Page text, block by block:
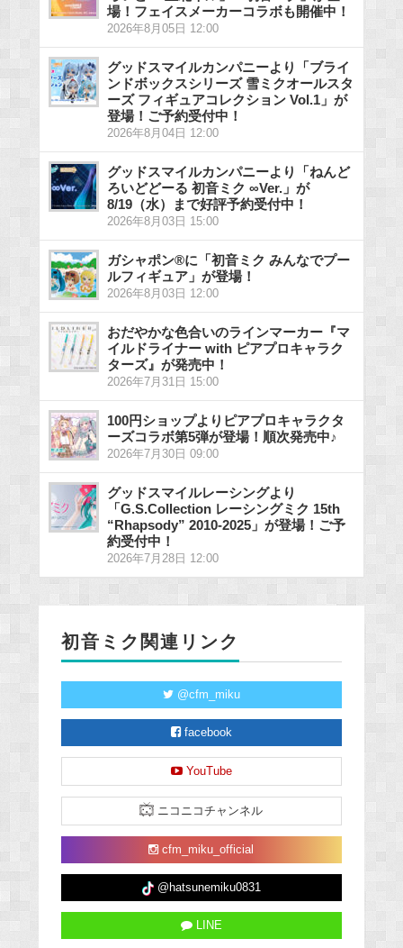
場！フェイスメーカーコラボも開催中！
2026年8月05日 12:00
グッドスマイルカンパニーより「ブライ
ンドボックスシリーズ 雪ミクオールスタ
ーズ フィギュアコレクション Vol.1」が
登場！ご予約受付中！
2026年8月04日 12:00
グッドスマイルカンパニーより「ねんど
ろいどどーる 初音ミク ∞Ver.」が
8/19（水）まで好評予約受付中！
2026年8月03日 15:00
ガシャポン®に「初音ミク みんなでプー
ルフィギュア」が登場！
2026年8月03日 12:00
おだやかな色合いのラインマーカー『マ
イルドライナー with ピアプロキャラク
ターズ』が発売中！
2026年7月31日 15:00
100円ショップよりピアプロキャラクタ
ーズコラボ第5弾が登場！順次発売中♪
2026年7月30日 09:00
グッドスマイルレーシングより
「G.S.Collection レーシングミク 15th
“Rhapsody” 2010-2025」が登場！ご予
約受付中！
2026年7月28日 12:00
初音ミク関連リンク
@cfm_miku
facebook
YouTube
ニコニコチャンネル
cfm_miku_official
@hatsunemiku0831
LINE